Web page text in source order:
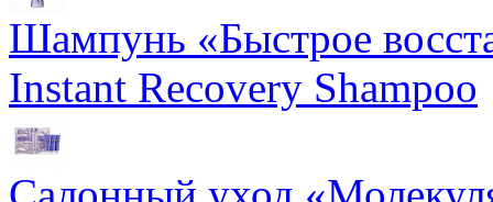
Шампунь «Быстрое
Instant Recovery Shampoo